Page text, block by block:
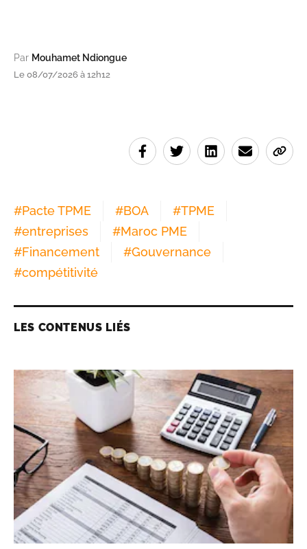
Par Mouhamet Ndiongue
Le 08/07/2026 à 12h12
#Pacte TPME #BOA #TPME
#entreprises #Maroc PME
#Financement #Gouvernance
#compétitivité
LES CONTENUS LIÉS